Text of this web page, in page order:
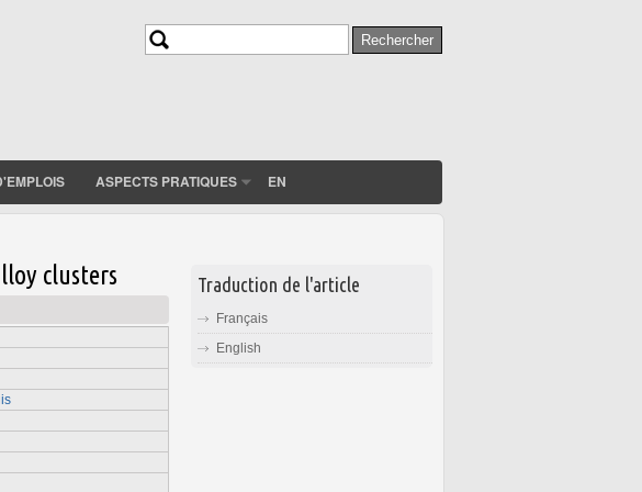
Rechercher
ASPECTS PRATIQUES EN
clusters Traduction de l'article
Français
English